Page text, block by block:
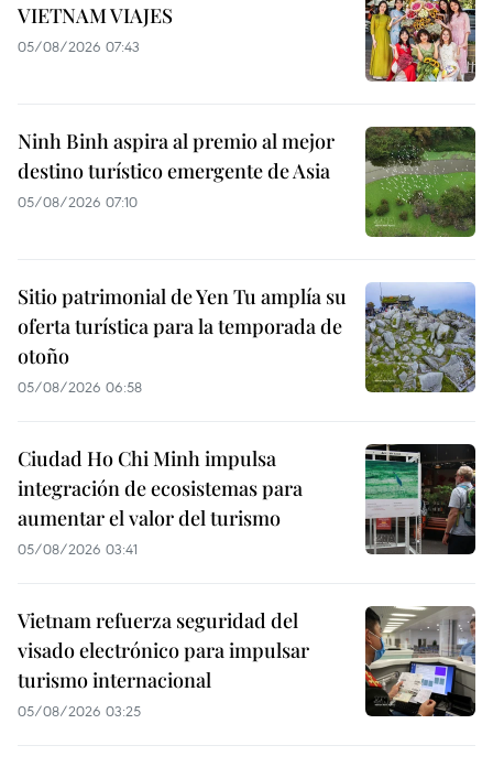
VIETNAM VIAJES
05/08/2026 07:43
Ninh Binh aspira al premio al mejor
destino turístico emergente de Asia
05/08/2026 07:10
Sitio patrimonial de Yen Tu amplía su
oferta turística para la temporada de
otoño
05/08/2026 06:58
Ciudad Ho Chi Minh impulsa
integración de ecosistemas para
aumentar el valor del turismo
05/08/2026 03:41
Vietnam refuerza seguridad del
visado electrónico para impulsar
turismo internacional
05/08/2026 03:25